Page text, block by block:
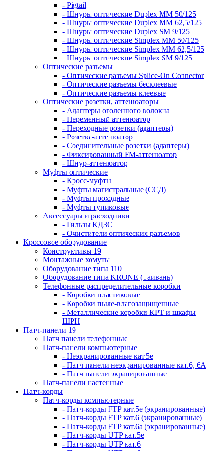
- Pigtail
- Шнуры оптические Duplex MM 50/125
- Шнуры оптические Duplex MM 62,5/125
- Шнуры оптические Duplex SM 9/125
- Шнуры оптические Simplex MM 50/125
- Шнуры оптические Simplex MM 62,5/125
- Шнуры оптические Simplex SM 9/125
Оптические разъемы
- Оптические разъемы Splice-On Connector
- Оптические разъемы бесклеевые
- Оптические разъемы клеевые
Оптические розетки, аттенюаторы
- Адаптеры оголенного волокна
- Переменный аттенюатор
- Переходные розетки (адаптеры)
- Розетка-аттенюатор
- Соединительные розетки (адаптеры)
- Фиксированный FM-аттенюатор
- Шнур-аттенюатор
Муфты оптические
- Кросс-муфты
- Муфты магистральные (ССД)
- Муфты проходные
- Муфты тупиковые
Аксессуары и расходники
- Гильзы КДЗС
- Очистители оптических разъемов
Кроссовое оборудование
Конструктивы 19
Монтажные хомуты
Оборудование типа 110
Оборудование типа KRONE (Тайвань)
Телефонные распределительные коробки
- Коробки пластиковые
- Коробки пыле-влагозащищенные
- Металлические коробки КРТ и шкафы
ШРН
Патч-панели 19
Патч панели телефонные
Патч-панели компьютерные
- Неэкранированные кат.5е
- Патч панели неэкранированные кат.6, 6А
- Патч панели экранированные
Патч-панели настенные
Патч-корды
Патч-корды компьютерные
- Патч-корды FTP кат.5е (экранированные)
- Патч-корды FTP кат.6 (экранированные)
- Патч-корды FTP кат.6а (экранированные)
- Патч-корды UTP кат.5е
- Патч-корды UTP кат.6